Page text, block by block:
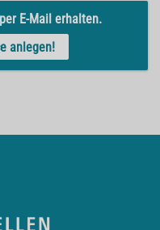
E-Mail erhalten.
anlegen!